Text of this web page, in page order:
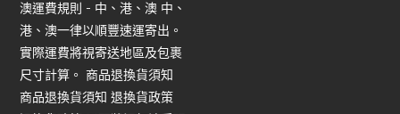
澳運費規則 - 中、港、澳 中、
港、澳一律以順豐速運寄出。
實際運費將視寄送地區及包裹
尺寸計算。 商品退換貨須知
商品退換貨須知 退換貨政策